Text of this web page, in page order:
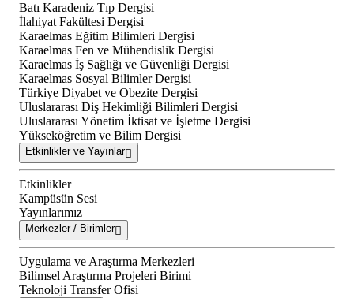
Batı Karadeniz Tıp Dergisi
İlahiyat Fakültesi Dergisi
Karaelmas Eğitim Bilimleri Dergisi
Karaelmas Fen ve Mühendislik Dergisi
Karaelmas İş Sağlığı ve Güvenliği Dergisi
Karaelmas Sosyal Bilimler Dergisi
Türkiye Diyabet ve Obezite Dergisi
Uluslararası Diş Hekimliği Bilimleri Dergisi
Uluslararası Yönetim İktisat ve İşletme Dergisi
Yükseköğretim ve Bilim Dergisi
Etkinlikler ve Yayınlar
Etkinlikler
Kampüsün Sesi
Yayınlarımız
Merkezler / Birimler
Uygulama ve Araştırma Merkezleri
Bilimsel Araştırma Projeleri Birimi
Teknoloji Transfer Ofisi